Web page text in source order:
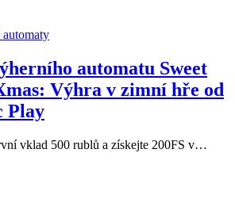
automatu Sweet
Výhra v zimní hře od
Play
vklad 500 rublů a získejte 200FS v…